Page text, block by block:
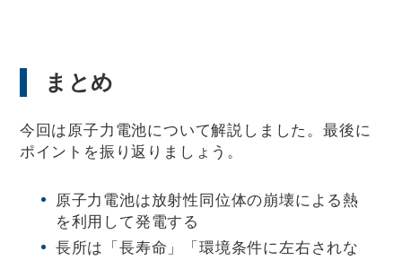
まとめ
今回は原子力電池について解説しました。最後に
ポイントを振り返りましょう。
原子力電池は放射性同位体の崩壊による熱
を利用して発電する
長所は「長寿命」「環境条件に左右されな